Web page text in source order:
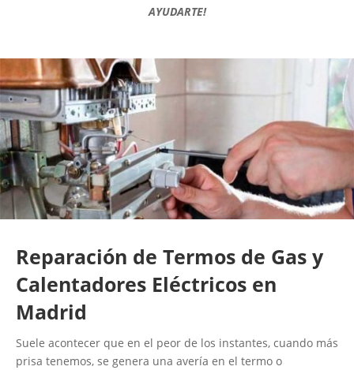
AYUDARTE!
Reparación de Termos de Gas y
Calentadores Eléctricos en
Madrid
Suele acontecer que en el peor de los instantes, cuando más
prisa tenemos, se genera una avería en el termo o